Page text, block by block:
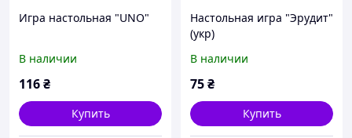
Игра настольная "UNO"
В наличии
116₴
Купить
Настольная игра "Эрудит"
(укр)
В наличии
75₴
Купить